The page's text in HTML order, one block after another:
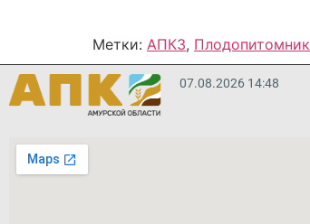
Метки: АПК3, Плодопитомник
07.08.2026 14:48